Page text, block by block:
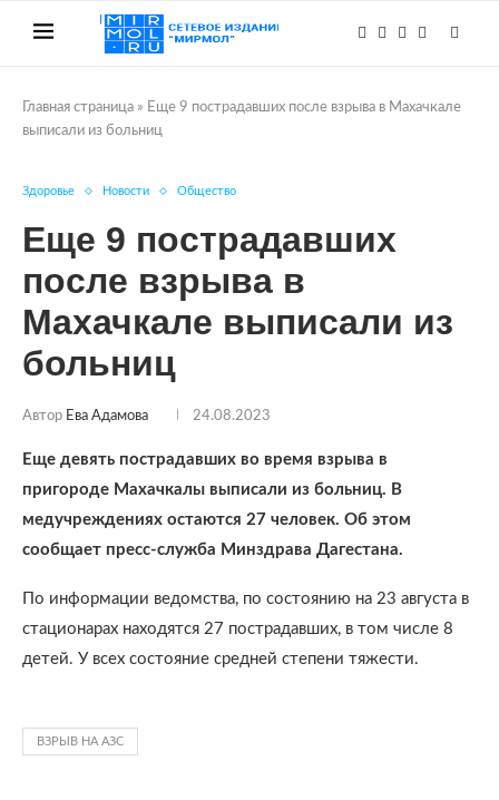
Главная страница » Еще 9 пострадавших после взрыва в Махачкале
выписали из больниц
Здоровье Новости Общество
Еще 9 пострадавших
после взрыва в
Махачкале выписали из
больниц
Автор Ева Адамова 24.08.2023
Еще девять пострадавших во время взрыва в
пригороде Махачкалы выписали из больниц. В
медучреждениях остаются 27 человек. Об этом
сообщает пресс-служба Минздрава Дагестана.
По информации ведомства, по состоянию на 23 августа в
стационарах находятся 27 пострадавших, в том числе 8
детей. У всех состояние средней степени тяжести.
ВЗРЫВ НА АЗС